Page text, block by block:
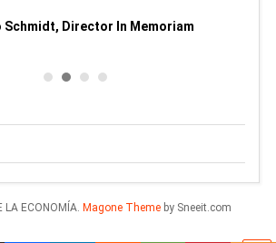
Schmidt, Director In Memoriam
ECONOMÍA. Magone Themeby Sneeit.com